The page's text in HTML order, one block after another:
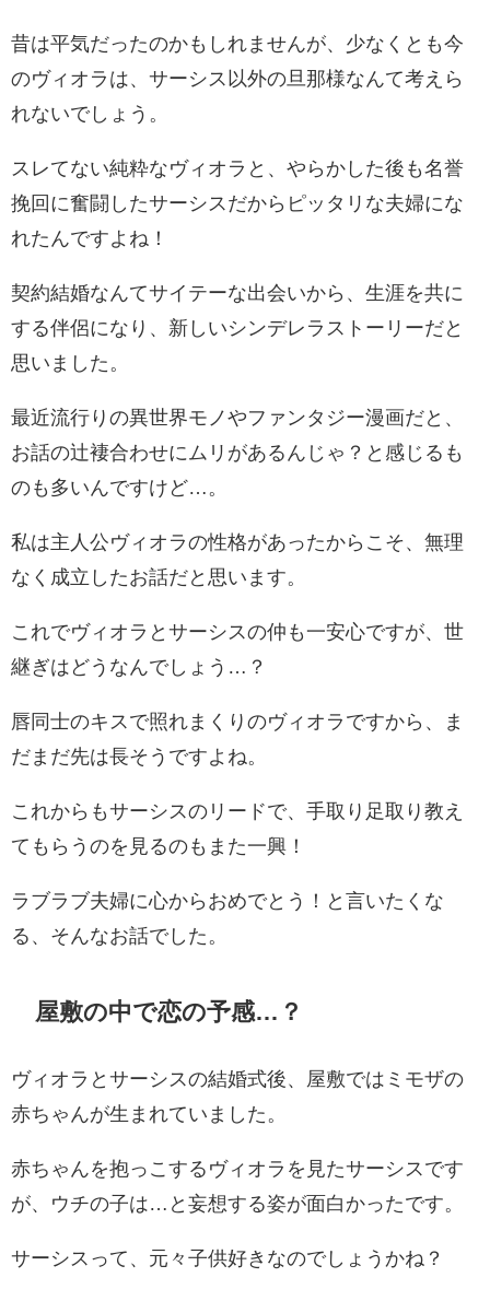
昔は平気だったのかもしれませんが、少なくとも今
のヴィオラは、サーシス以外の旦那様なんて考えら
れないでしょう。
スレてない純粋なヴィオラと、やらかした後も名誉
挽回に奮闘したサーシスだからピッタリな夫婦にな
れたんですよね！
契約結婚なんてサイテーな出会いから、生涯を共に
する伴侶になり、新しいシンデレラストーリーだと
思いました。
最近流行りの異世界モノやファンタジー漫画だと、
お話の辻褄合わせにムリがあるんじゃ？と感じるも
のも多いんですけど…。
私は主人公ヴィオラの性格があったからこそ、無理
なく成立したお話だと思います。
これでヴィオラとサーシスの仲も一安心ですが、世
継ぎはどうなんでしょう…？
唇同士のキスで照れまくりのヴィオラですから、ま
だまだ先は長そうですよね。
これからもサーシスのリードで、手取り足取り教え
てもらうのを見るのもまた一興！
ラブラブ夫婦に心からおめでとう！と言いたくな
る、そんなお話でした。
屋敷の中で恋の予感…？
ヴィオラとサーシスの結婚式後、屋敷ではミモザの
赤ちゃんが生まれていました。
赤ちゃんを抱っこするヴィオラを見たサーシスです
が、ウチの子は…と妄想する姿が面白かったです。
サーシスって、元々子供好きなのでしょうかね？